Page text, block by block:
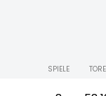
SPIELE TORE